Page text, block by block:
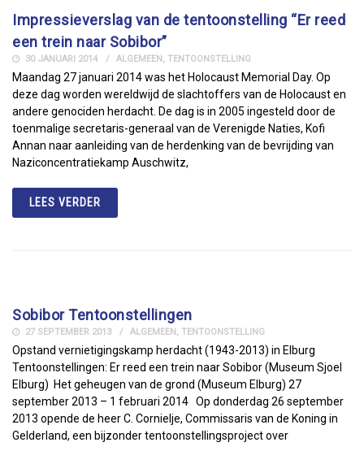
Impressieverslag van de tentoonstelling “Er reed
een trein naar Sobibor”
30 JANUARI 2014 ALGEMEEN TENTOONSTELLING
Maandag 27 januari 2014 was het Holocaust Memorial Day. Op
deze dag worden wereldwijd de slachtoffers van de Holocaust en
andere genociden herdacht. De dag is in 2005 ingesteld door de
toenmalige secretaris-generaal van de Verenigde Naties, Kofi
Annan naar aanleiding van de herdenking van de bevrijding van
Naziconcentratiekamp Auschwitz,
LEES VERDER
Sobibor Tentoonstellingen
27 SEPTEMBER 2013 ALGEMEEN TENTOONSTELLING
Opstand vernietigingskamp herdacht (1943-2013) in Elburg
Tentoonstellingen: Er reed een trein naar Sobibor (Museum Sjoel
Elburg) Het geheugen van de grond (Museum Elburg) 27
september 2013 – 1 februari 2014 Op donderdag 26 september
2013 opende de heer C. Cornielje, Commissaris van de Koning in
Gelderland, een bijzonder tentoonstellingsproject over